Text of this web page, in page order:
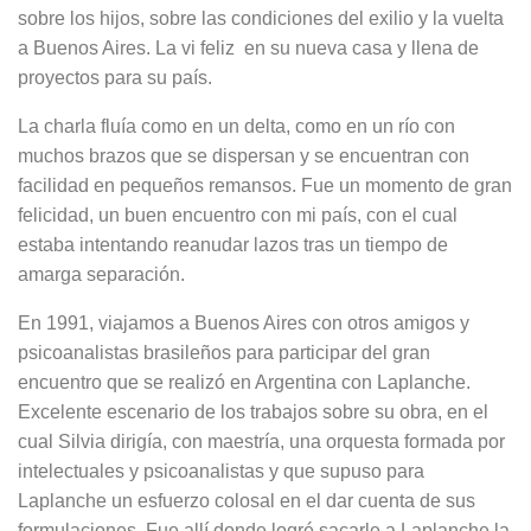
sobre los hijos, sobre las condiciones del exilio y la vuelta
a Buenos Aires. La vi feliz en su nueva casa y llena de
proyectos para su país.
La charla fluía como en un delta, como en un río con
muchos brazos que se dispersan y se encuentran con
facilidad en pequeños remansos. Fue un momento de gran
felicidad, un buen encuentro con mi país, con el cual
estaba intentando reanudar lazos tras un tiempo de
amarga separación.
En 1991, viajamos a Buenos Aires con otros amigos y
psicoanalistas brasileños para participar del gran
encuentro que se realizó en Argentina con Laplanche.
Excelente escenario de los trabajos sobre su obra, en el
cual Silvia dirigía, con maestría, una orquesta formada por
intelectuales y psicoanalistas y que supuso para
Laplanche un esfuerzo colosal en el dar cuenta de sus